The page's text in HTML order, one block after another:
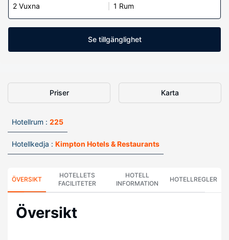
2 Vuxna 1 Rum
Se tillgänglighet
Priser Karta
Hotellrum : 225
Hotellkedja : Kimpton Hotels & Restaurants
ÖVERSIKT
HOTELLETS
FACILITETER
HOTELL
INFORMATION
HOTELLREGLER
Översikt